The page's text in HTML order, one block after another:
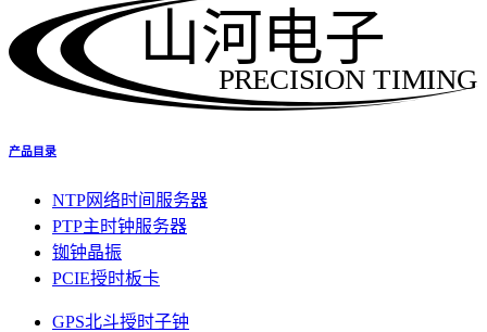
PRECISION TIMING
山河电子
产品目录
NTP网络时间服务器
PTP主时钟服务器
铷钟晶振
PCIE授时板卡
GPS北斗授时子钟